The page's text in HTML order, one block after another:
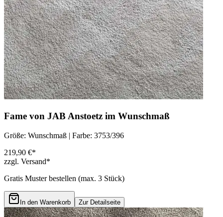
Fame von JAB Anstoetz im Wunschmaß
Größe: Wunschmaß | Farbe: 3753/396
219,90 €*
zzgl. Versand*
Gratis Muster bestellen (max. 3 Stück)
In den Warenkorb Zur Detailseite